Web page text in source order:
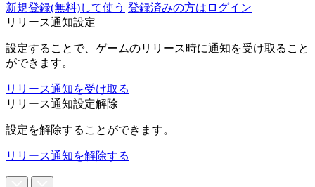
新規登録(無料)して使う 登録済みの方はログイン
リリース通知設定
設定することで、ゲームのリリース時に通知を受け取ること
ができます。
リリース通知を受け取る
リリース通知設定解除
設定を解除することができます。
リリース通知を解除する